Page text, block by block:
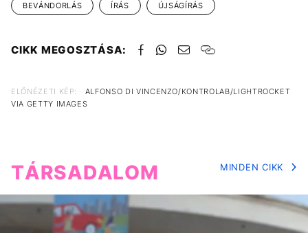
BEVÁNDORLÁS ÍRÁS ÚJSÁGÍRÁS
CIKK MEGOSZTÁSA:
ELŐNÉZETI KÉP:
ALFONSO DI VINCENZO/KONTROLAB/LIGHTROCKET
VIA GETTY IMAGES
TÁRSADALOM MINDEN CIKK